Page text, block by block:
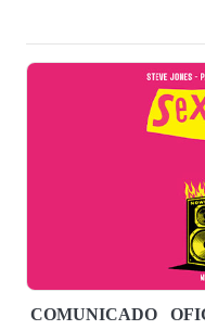
COMUNICADO